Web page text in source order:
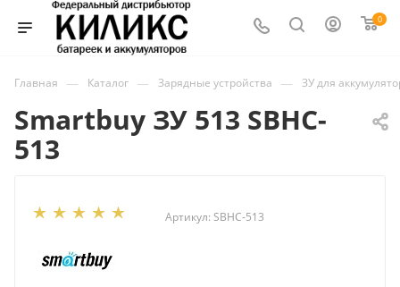
0
Главная — Каталог — Зарядные устройства — ЗУ для
Smartbuy ЗУ 513 SBHC-
513
Артикул: SBHC-513